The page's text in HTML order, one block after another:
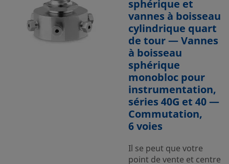
sphérique et
vannes à boisseau
cylindrique quart
de tour — Vannes
à boisseau
sphérique
monobloc pour
instrumentation,
séries 40G et 40 —
Commutation,
6 voies
Il se peut que votre
point de vente et centre